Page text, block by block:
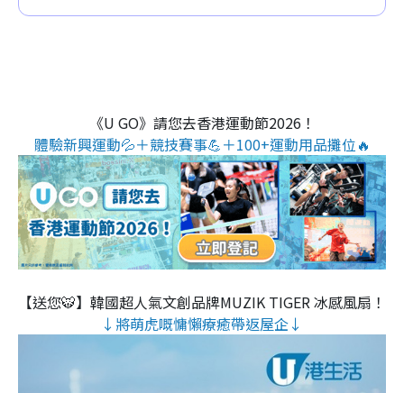
《U GO》請您去香港運動節2026！
體驗新興運動💦＋競技賽事💪＋100+運動用品攤位🔥
【送您🐯】韓國超人氣文創品牌MUZIK TIGER 冰感風扇！
↓將萌虎嘅慵懶療癒帶返屋企↓